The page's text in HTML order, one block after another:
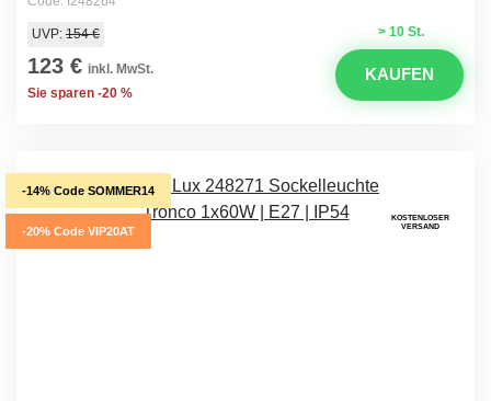
> 10 St.
UVP: 154 €
123 € inkl. MwSt.
Sie sparen -20 %
KAUFEN
-14% Code SOMMER14
-20% Code VIP20AT
KOSTENLOSER
VERSAND